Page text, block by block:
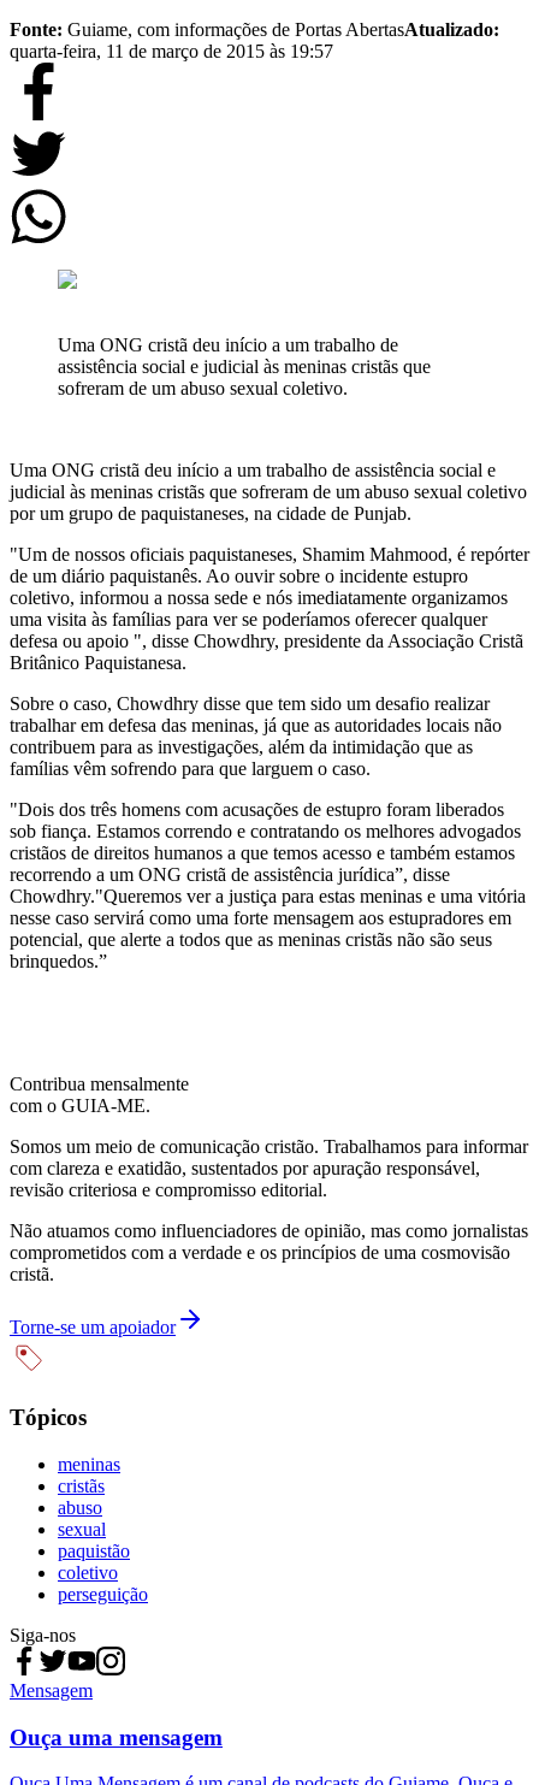
Fonte: Guiame, com informações de Portas AbertasAtualizado:
quarta-feira, 11 de março de 2015 às 19:57
Uma ONG cristã deu início a um trabalho de
assistência social e judicial às meninas cristãs que
sofreram de um abuso sexual coletivo.
Uma ONG cristã deu início a um trabalho de assistência social e
judicial às meninas cristãs que sofreram de um abuso sexual coletivo
por um grupo de paquistaneses, na cidade de Punjab.
"Um de nossos oficiais paquistaneses, Shamim Mahmood, é repórter
de um diário paquistanês. Ao ouvir sobre o incidente estupro
coletivo, informou a nossa sede e nós imediatamente organizamos
uma visita às famílias para ver se poderíamos oferecer qualquer
defesa ou apoio ", disse Chowdhry, presidente da Associação Cristã
Britânico Paquistanesa.
Sobre o caso, Chowdhry disse que tem sido um desafio realizar
trabalhar em defesa das meninas, já que as autoridades locais não
contribuem para as investigações, além da intimidação que as
famílias vêm sofrendo para que larguem o caso.
"Dois dos três homens com acusações de estupro foram liberados
sob fiança. Estamos correndo e contratando os melhores advogados
cristãos de direitos humanos a que temos acesso e também estamos
recorrendo a um ONG cristã de assistência jurídica”, disse
Chowdhry."Queremos ver a justiça para estas meninas e uma vitória
nesse caso servirá como uma forte mensagem aos estupradores em
potencial, que alerte a todos que as meninas cristãs não são seus
brinquedos.”
Contribua mensalmente
com o GUIA-ME.
Somos um meio de comunicação cristão. Trabalhamos para informar
com clareza e exatidão, sustentados por apuração responsável,
revisão criteriosa e compromisso editorial.
Não atuamos como influenciadores de opinião, mas como jornalistas
comprometidos com a verdade e os princípios de uma cosmovisão
cristã.
Torne-se um apoiador
Tópicos
meninas
cristãs
abuso
sexual
paquistão
coletivo
perseguição
Siga-nos
Mensagem
Ouça uma mensagem